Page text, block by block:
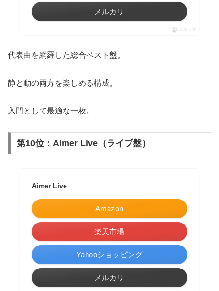
メルカリ
ポチップ
代表曲を網羅した総合ベスト盤。
静と動の両方を楽しめる構成。
入門として最適な一枚。
第10位：Aimer Live（ライブ盤）
Aimer Live
Amazon
楽天市場
Yahooショッピング
メルカリ